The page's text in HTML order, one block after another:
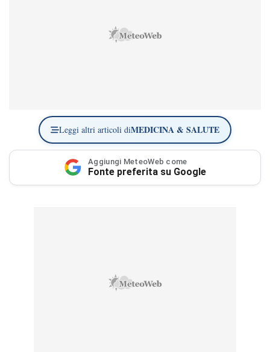
Leggi altri articoli diMEDICINA & SALUTE
Aggiungi MeteoWeb come
Fonte preferita su Google